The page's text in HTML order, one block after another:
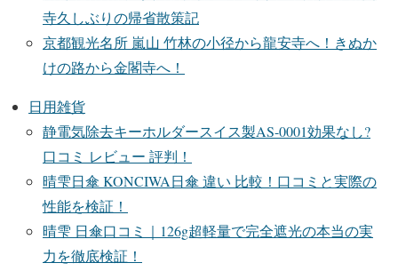
寺久しぶりの帰省散策記
京都観光名所 嵐山 竹林の小径から龍安寺へ！きぬか
けの路から金閣寺へ！
日用雑貨
静電気除去キーホルダースイス製AS-0001効果なし?
口コミ レビュー 評判！
晴雫日傘 KONCIWA日傘 違い 比較！口コミと実際の
性能を検証！
晴雫 日傘口コミ｜126g超軽量で完全遮光の本当の実
力を徹底検証！